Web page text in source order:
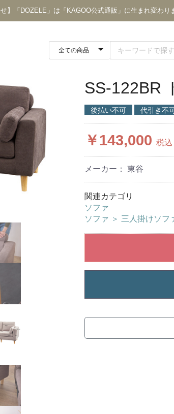
】「DOZELE」は「KAGOO公式通販」に生まれ変わり
SS-122BR
後払い不可 代引き不
￥143,000 税込
メーカー： 東谷
関連カテゴリ
ソファ
ソファ ＞ 三人掛けソフ